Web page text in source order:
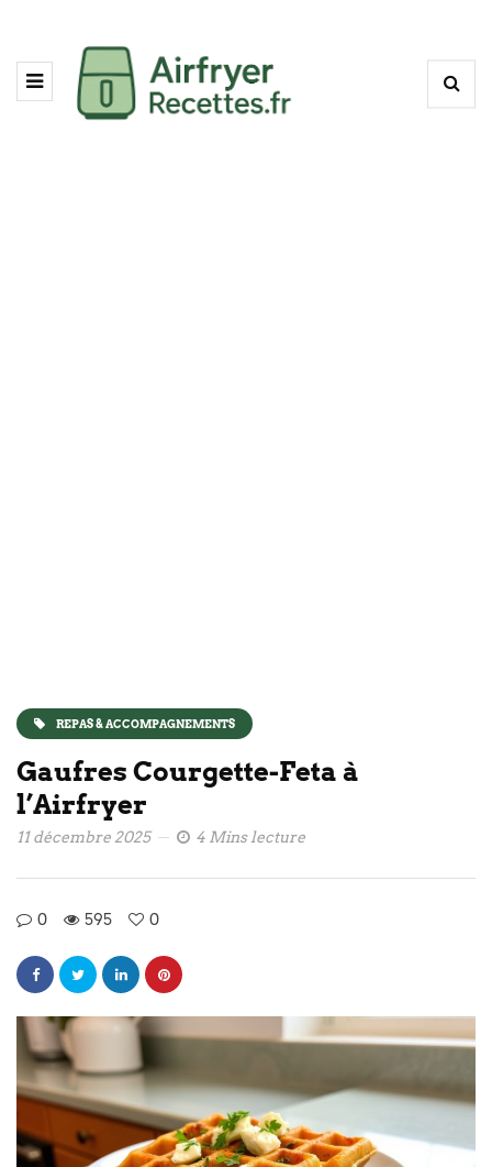
REPAS & ACCOMPAGNEMENTS
Gaufres Courgette-Feta à
l’Airfryer
11 décembre 2025 4 Mins lecture
0 595 0